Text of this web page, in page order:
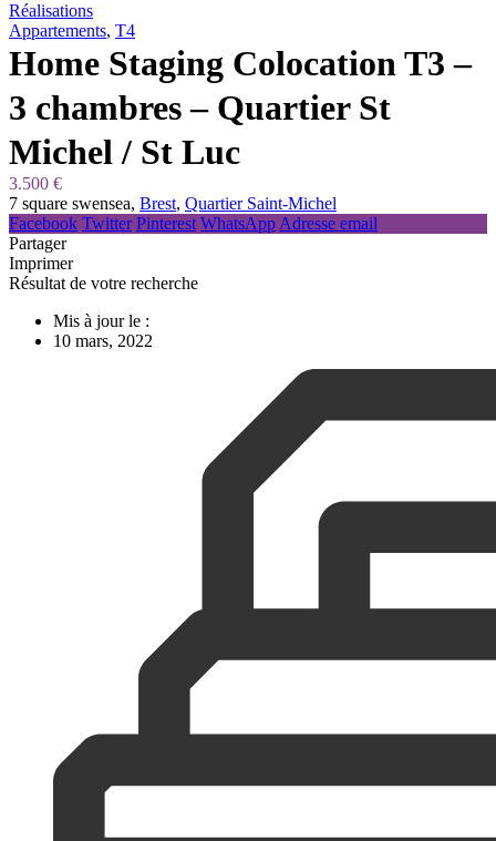
Réalisations
Appartements, T4
Home Staging Colocation T3 –
3 chambres – Quartier St
Michel / St Luc
3.500 €
7 square swensea, Brest, Quartier Saint-Michel
Facebook Twitter Pinterest WhatsApp Adresse email
Partager
Imprimer
Résultat de votre recherche
Mis à jour le :
10 mars, 2022